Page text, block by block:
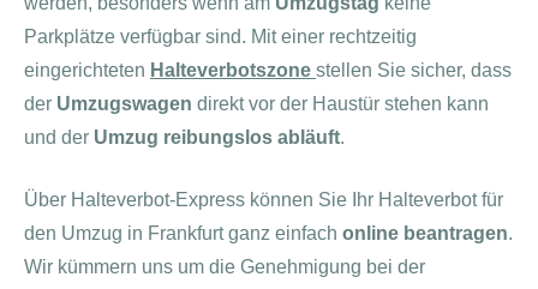
Parkplätze verfügbar sind. Mit einer rechtzeitig
eingerichteten Halteverbotszone stellen Sie sicher, dass
der Umzugswagen direkt vor der Haustür stehen kann
und der Umzug reibungslos abläuft.
Über Halteverbot-Express können Sie Ihr Halteverbot für
den Umzug in Frankfurt ganz einfach online beantragen.
Wir kümmern uns um die Genehmigung bei der